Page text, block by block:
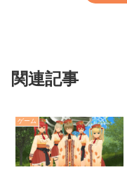
関連記事
ゲーム